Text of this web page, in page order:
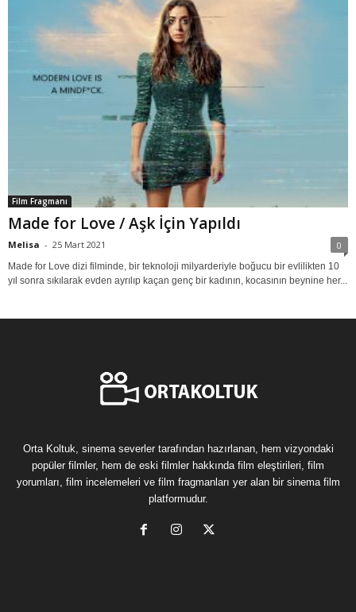
Film Fragmanı
Made for Love / Aşk İçin Yapıldı
Melisa - 25 Mart 2021 0
Made for Love dizi filminde, bir teknoloji milyarderiyle boğucu bir evlilikten 10
yıl sonra sıkılarak evden ayrılıp kaçan genç bir kadının, kocasının beynine her...
Orta Koltuk, sinema severler tarafından hazırlanan, hem vizyondaki
popüler filmler, hem de eski filmler hakkında film eleştirileri, film
yorumları, film incelemeleri ve film fragmanları yer alan bir sinema film
platformudur.